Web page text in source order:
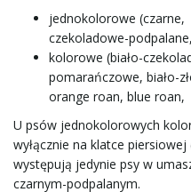
jednokolorowe (czarne,
czekoladowe-
kolorowe (biało-
pomarańczowe, biało-
orange roan, blue roan,
U psów jednokolorowych
wyłącznie na klatce
występują jedynie psy w
czarnym-podpalanym.